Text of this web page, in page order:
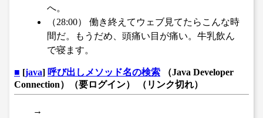
へ。
（28:00） 働き終えてウェブ見てたらこんな時
間だ。もうだめ、頭痛い目が痛い。牛乳飲ん
で寝ます。
■ [java] 呼び出しメソッド名の検索 （Java Developer
Connection）（要ログイン） （リンク切れ）
→